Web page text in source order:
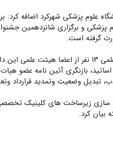
علوم پزشکی شهرکرد اضافه
گرفته است.
وی از ارتقاء مرتبه علمی ۱۳ نفر از
وضعیت وتمدید قرارداد وتعهدات اعضاء
سازی زیرساخت های کلینیک
بیان کرد.